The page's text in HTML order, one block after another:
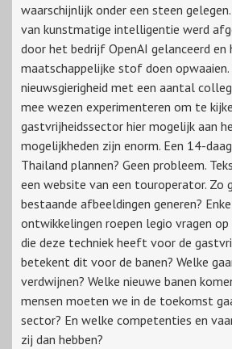
waarschijnlijk onder een steen
van kunstmatige intelligentie werd
door het bedrijf OpenAI gelanceerd
maatschappelijke stof doen
nieuwsgierigheid met een aantal
mee wezen experimenteren om te
gastvrijheidssector hier mogelijk aan
mogelijkheden zijn enorm. Een 14-
Thailand plannen? Geen probleem.
een website van een touroperator. Zo
bestaande afbeeldingen generen?
ontwikkelingen roepen legio vragen
die deze techniek heeft voor de
betekent dit voor de banen? Welke
verdwijnen? Welke nieuwe banen
mensen moeten we in de toekomst
sector? En welke competenties en
zij dan hebben?